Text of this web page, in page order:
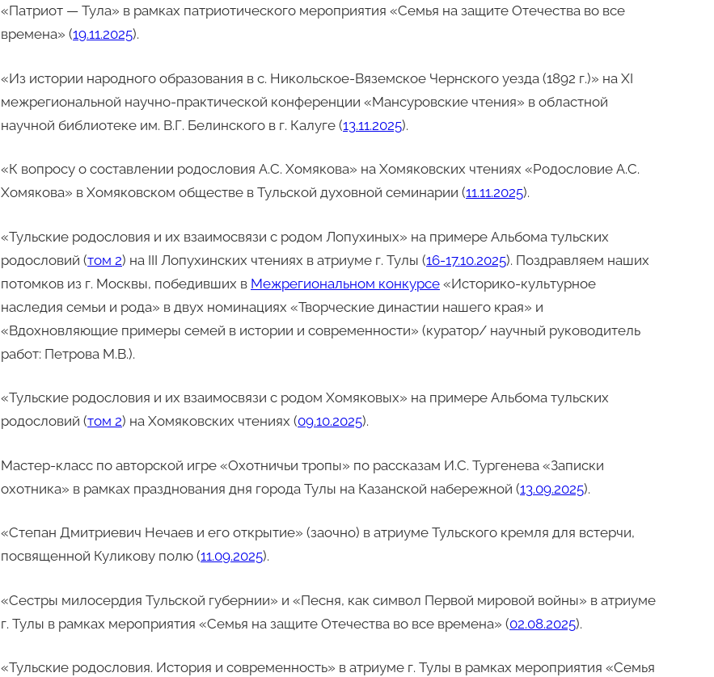
«Патриот — Тула» в рамках патриотического мероприятия «Семья на защите Отечества во все
времена» (19.11.2025).
«Из истории народного образования в с. Никольское-Вяземское Чернского уезда (1892 г.)» на XI
межрегиональной научно-практической конференции «Мансуровские чтения» в областной
научной библиотеке им. В.Г. Белинского в г. Калуге (13.11.2025).
«К вопросу о составлении родословия А.С. Хомякова» на Хомяковских чтениях «Родословие А.С.
Хомякова» в Хомяковском обществе в Тульской духовной семинарии (11.11.2025).
«Тульские родословия и их взаимосвязи с родом Лопухиных» на примере Альбома тульских
родословий (том 2) на III Лопухинских чтениях в атриуме г. Тулы (16-17.10.2025). Поздравляем наших
потомков из г. Москвы, победивших в Межрегиональном конкурсе «Историко-культурное
наследия семьи и рода» в двух номинациях «Творческие династии нашего края» и
«Вдохновляющие примеры семей в истории и современности» (куратор/ научный руководитель
работ: Петрова М.В.).
«Тульские родословия и их взаимосвязи с родом Хомяковых» на примере Альбома тульских
родословий (том 2) на Хомяковских чтениях (09.10.2025).
Мастер-класс по авторской игре «Охотничьи тропы» по рассказам И.С. Тургенева «Записки
охотника» в рамках празднования дня города Тулы на Казанской набережной (13.09.2025).
«Степан Дмитриевич Нечаев и его открытие» (заочно) в атриуме Тульского кремля для встерчи,
посвященной Куликову полю (11.09.2025).
«Сестры милосердия Тульской губернии» и «Песня, как символ Первой мировой войны» в атриуме
г. Тулы в рамках мероприятия «Семья на защите Отечества во все времена» (02.08.2025).
«Тульские родословия. История и современность» в атриуме г. Тулы в рамках мероприятия «Семья